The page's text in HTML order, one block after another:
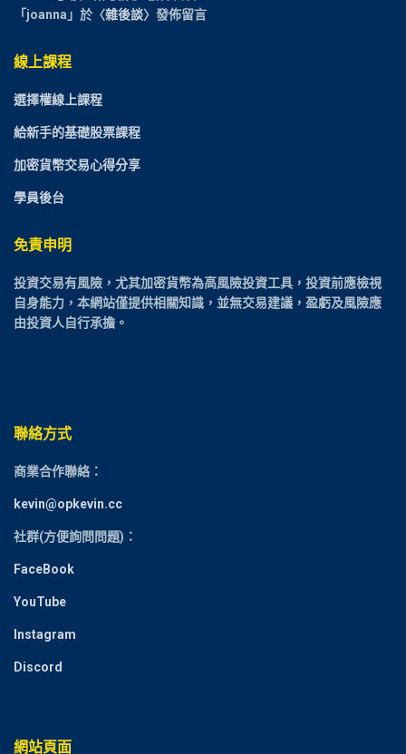
「 joanna 」於〈雜後談〉發佈留言
線上課程
選擇權線上課程
給新手的基礎股票課程
加密貨幣交易心得分享
學員後台
免責申明
投資交易有風險，尤其加密貨幣為高風險投資工具，投資前應檢視
自身能力，本網站僅提供相關知識，並無交易建議，盈虧及風險應
由投資人自行承擔。
聯絡方式
商業合作聯絡：
kevin@opkevin.cc
社群(方便詢問問題)：
FaceBook
YouTube
Instagram
Discord
網站頁面